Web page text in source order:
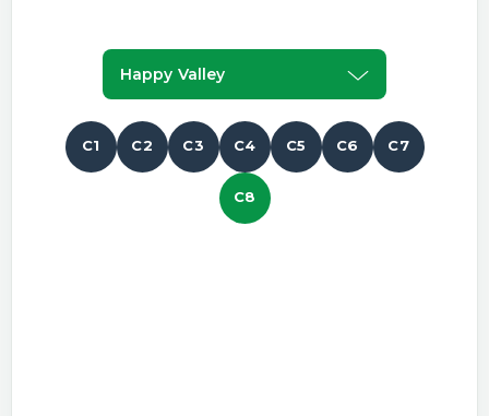
Happy Valley
C1 C2 C3 C4 C5 C6 C7
C8